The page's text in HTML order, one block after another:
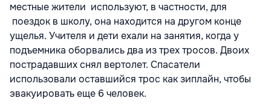
местные жители используют, в частности, для
поездок в школу, она находится на другом конце
ущелья. Учителя и дети ехали на занятия, когда у
подъемника оборвались два из трех тросов. Двоих
пострадавших снял вертолет. Спасатели
использовали оставшийся трос как зиплайн, чтобы
эвакуировать еще 6 человек.